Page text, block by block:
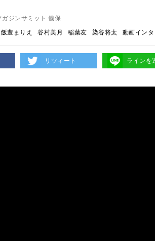
ガジンサミット 儀保
飯豊まりえ 谷村美月 稲葉友 染谷将太 動画イン
リツィート ラインを